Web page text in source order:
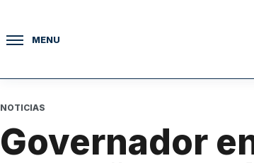
MENU
NOTICIAS
Governador